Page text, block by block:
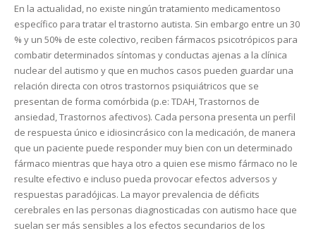
En la actualidad, no existe ningún tratamiento medicamentoso
específico para tratar el trastorno autista. Sin embargo entre un 30
% y un 50% de este colectivo, reciben fármacos psicotrópicos para
combatir determinados síntomas y conductas ajenas a la clínica
nuclear del autismo y que en muchos casos pueden guardar una
relación directa con otros trastornos psiquiátricos que se
presentan de forma comórbida (p.e: TDAH, Trastornos de
ansiedad, Trastornos afectivos). Cada persona presenta un perfil
de respuesta único e idiosincrásico con la medicación, de manera
que un paciente puede responder muy bien con un determinado
fármaco mientras que haya otro a quien ese mismo fármaco no le
resulte efectivo e incluso pueda provocar efectos adversos y
respuestas paradójicas. La mayor prevalencia de déficits
cerebrales en las personas diagnosticadas con autismo hace que
suelan ser más sensibles a los efectos secundarios de los